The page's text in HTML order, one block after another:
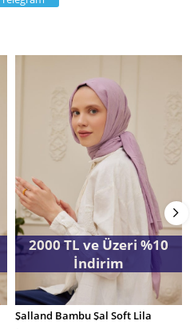
SEPETE EKLE
Şalland Bambu Şal Soft Lila
2000 TL ve Üzeri %10
İndirim